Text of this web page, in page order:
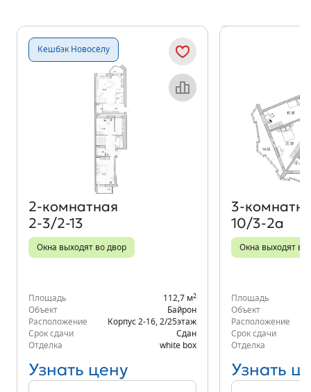
Кешбэк Новосёлу
Объект месяца
2‑комнатная
2-3/2-13
Окна выходят во двор
Площадь 112,7 м2
Объект
Байрон
Расположение
Корпус 2-16 2/25этаж
Срок сдачи
Сдан
Отделка
white box
Узнать цену
10/3-2а
Окна выходят во
Площадь
Объект
Расположение
Срок сдачи
Отделка
Узнать